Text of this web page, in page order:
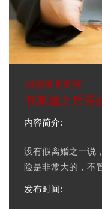
[婚姻家庭案例]
假离婚之后买
内容简介:
没有假离婚之一说
险是非常大的，不
发布时间: